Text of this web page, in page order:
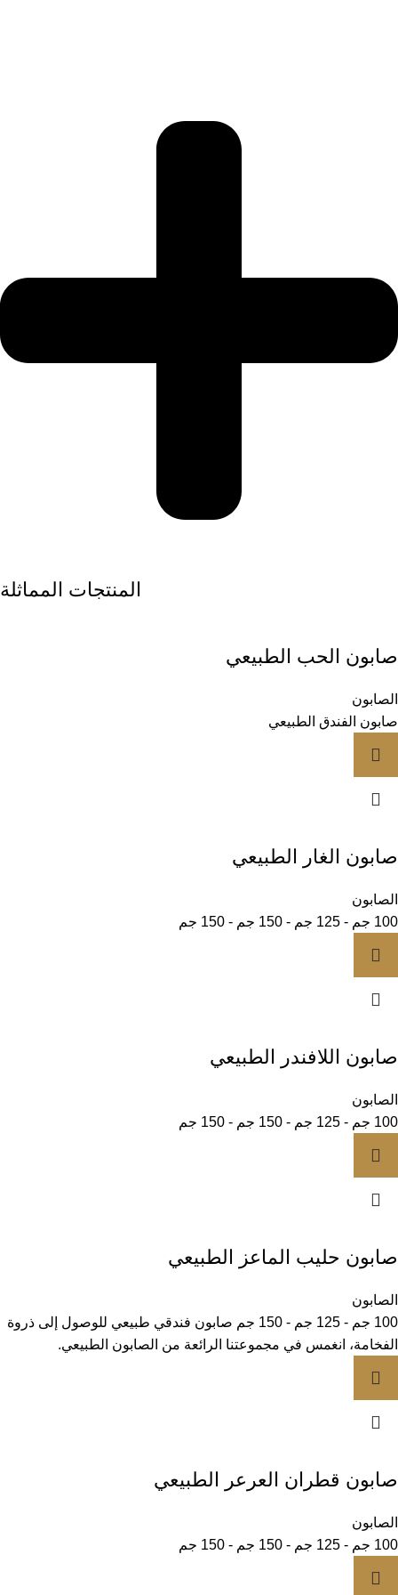
المنتجات المماثلة
صابون الحب الطبيعي
الصابون
صابون الفندق الطبيعي
صابون الغار الطبيعي
الصابون
100 جم - 125 جم - 150 جم - 150 جم
صابون اللافندر الطبيعي
الصابون
100 جم - 125 جم - 150 جم - 150 جم
صابون حليب الماعز الطبيعي
الصابون
100 جم - 125 جم - 150 جم صابون فندقي طبيعي للوصول إلى ذروة
الفخامة، انغمس في مجموعتنا الرائعة من الصابون الطبيعي.
صابون قطران العرعر الطبيعي
الصابون
100 جم - 125 جم - 150 جم - 150 جم